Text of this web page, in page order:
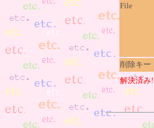
File
削除キー
解決済み!